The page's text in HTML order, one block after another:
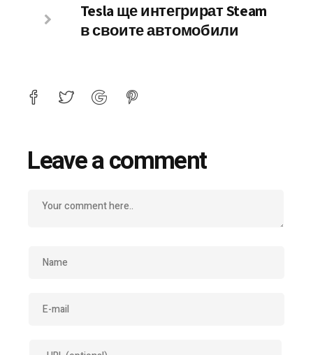
Tesla ще интегрират Steam
в своите автомобили
Leave a comment